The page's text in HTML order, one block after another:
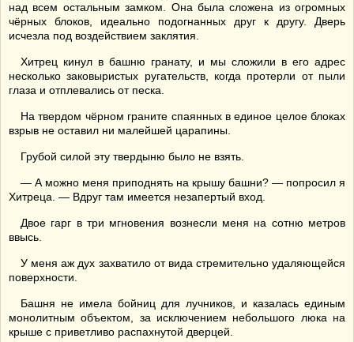
над всем остальным замком. Она была сложена из огромных
чёрных блоков, идеально подогнанных друг к другу. Дверь
исчезла под воздействием заклятия.
Хитрец кинул в башню гранату, и мы сложили в его адрес
несколько заковыристых ругательств, когда протерли от пыли
глаза и отплевались от песка.
На твердом чёрном граните спаянных в единое целое блоках
взрыв не оставил ни малейшей царапины.
Грубой силой эту твердыню было не взять.
— А можно меня приподнять на крышу башни? — попросил я
Хитреца. — Вдруг там имеется незапертый вход.
Двое гарг в три мгновения вознесли меня на сотню метров
ввысь.
У меня аж дух захватило от вида стремительно удаляющейся
поверхности.
Башня не имела бойниц для лучников, и казалась единым
монолитным объектом, за исключением небольшого люка на
крыше с приветливо распахнутой дверцей.